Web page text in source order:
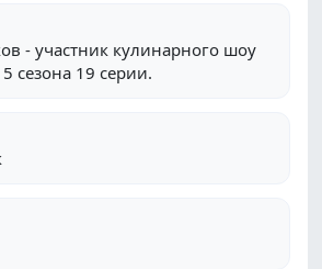
- участник кулинарного шоу
сезона 19 серии.